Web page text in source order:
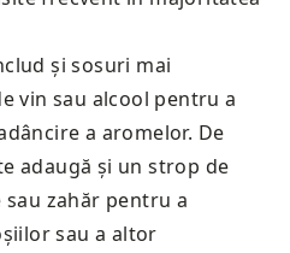
și sosuri mai
vin sau alcool pentru a
a aromelor. De
adaugă și un strop de
zahăr pentru a
sau a altor